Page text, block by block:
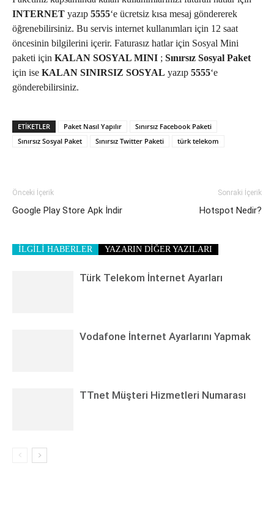
INTERNET yazıp 5555‘e ücretsiz kısa mesaj göndererek
öğrenebilirsiniz. Bu servis internet kullanımları için 12 saat
öncesinin bilgilerini içerir. Faturasız hatlar için Sosyal Mini
paketi için KALAN SOSYAL MINI ; Sınırsız Sosyal Paket
için ise KALAN SINIRSIZ SOSYAL yazıp 5555‘e
gönderebilirsiniz.
ETIKETLER Paket Nasıl Yapılır
Sınırsız Facebook Paketi
Sınırsız Sosyal Paket
Sınırsız Twitter Paketi türk telekom
Önceki İçerik
Google Play Store Apk İndir
Sonraki İçerik
Hotspot Nedir?
İLGİLİ HABERLER YAZARIN DİĞER YAZILARI
Türk Telekom İnternet Ayarları
Vodafone İnternet Ayarlarını Yapmak
TTnet Müşteri Hizmetleri Numarası